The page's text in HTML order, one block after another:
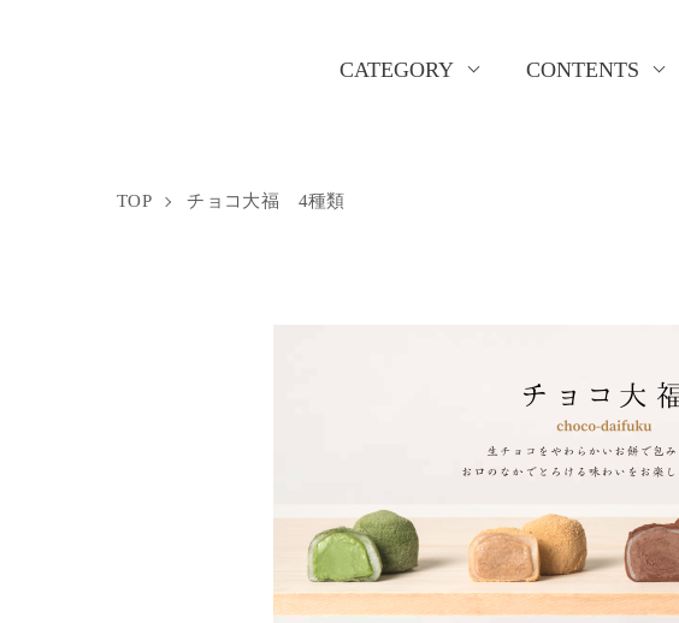
CATEGORY CONTENTS
TOP チョコ大福 4種類